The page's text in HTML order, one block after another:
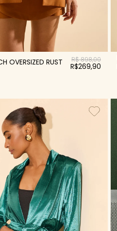
OVERSIZED RUST R$ 898,00
R$269,90